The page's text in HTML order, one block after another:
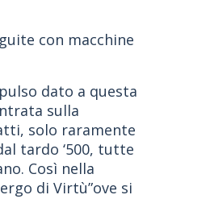
con macchine
dato a questa
sulla
solo raramente
tardo ‘500, tutte
Così nella
di Virtù”ove si